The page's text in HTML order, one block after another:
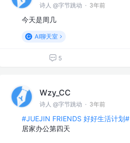
诗人 @字节跳动 · 3年前
今天是周几
AI聊天室
5
Wzy_CC
诗人 @字节跳动 · 3年前
#JUEJIN FRIENDS 好好生活计划#
居家办公第四天